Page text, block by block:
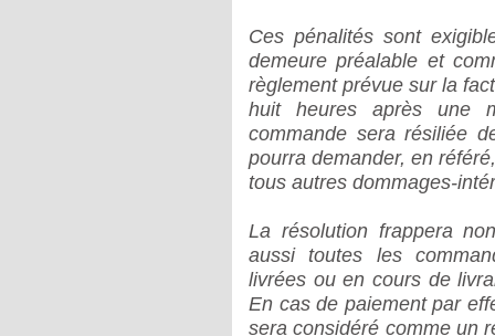
Ces pénalités sont
demeure préalable et
règlement prévue sur la
huit heures après une
commande sera résiliée
pourra demander, en
tous autres dommages-
La résolution frappera
aussi toutes les
livrées ou en cours de
En cas de paiement par
sera considéré comme un